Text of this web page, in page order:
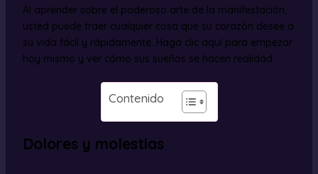
Al aprender sobre el poderoso arte de la manifestación,
usted puede traer cualquier cosa que su corazón desee a
su vida fácil y rápidamente. Haga clic aquí para empezar
hoy mismo y ver cómo sus sueños se hacen realidad.
Contenido
Dolores y molestias